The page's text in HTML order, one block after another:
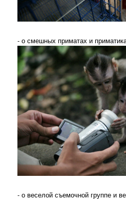
- о смешных приматах и
- о веселой съемочной группе и